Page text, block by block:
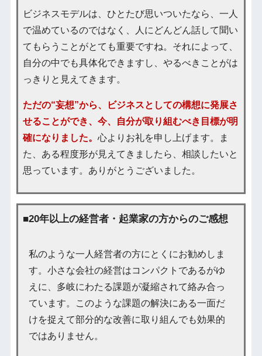
ビジネスモデルは、ひとたび思いついたなら、一人
で温めているのではなく、人にどんどん話して聞い
てもらうことがとても重要ですね。それによって、
自分の中でも具体化できますし、やるべきことがは
っきりと見えてきます。
ただの“妄想”から、ビジネスとしての構想に発展さ
せることができ、今、自分が取り組むべき目標が明
確になりました。 心よりお礼を申し上げます。ま
た、ある程度形が見えてきましたら、相談したいと
思っています。ありがとうございました。
■20年以上の経営者・起業家の方からのご感想
私のような一人経営者の方にとくにお勧めしま
す。小さな会社の経営はコンパクトであるがゆ
えに、多岐にわたる課題が凝縮されて絡み合っ
ています。このような課題の解決にある一面だ
けを捉えて部分的な改善に取り組んでも効果的
ではありません。